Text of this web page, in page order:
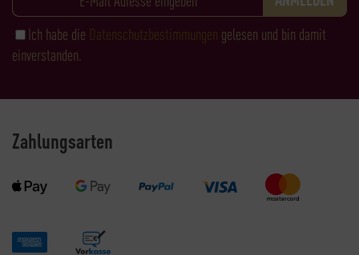
Ich habe die Datenschutzbestimmungen gelesen und bin damit
einverstanden.
Zahlungsarten